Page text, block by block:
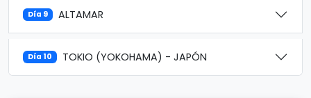
Día 9 ALTAMAR
Día 10 TOKIO (YOKOHAMA) - JAPÓN